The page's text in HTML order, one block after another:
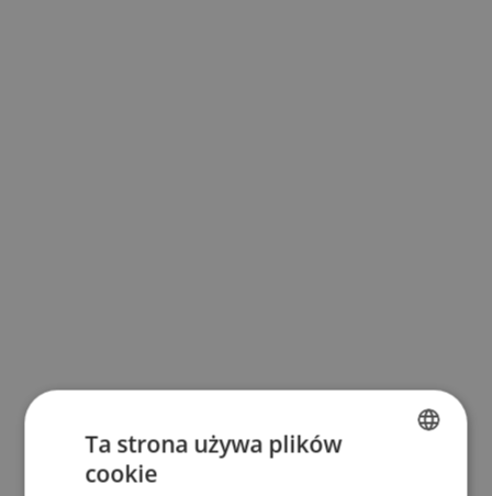
Ta strona używa plików
cookie